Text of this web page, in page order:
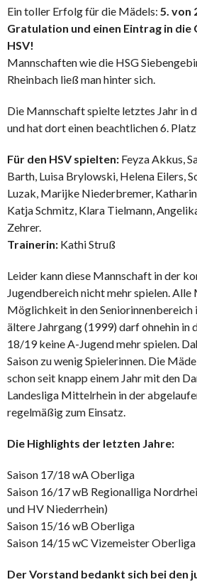
Ein toller Erfolg für die Mädels: 5. von
Gratulation und einen Eintrag in die
HSV!
Mannschaften wie die HSG
Rheinbach ließ man hinter sich.
Die Mannschaft spielte letztes Jahr in
und hat dort einen beachtlichen 6.
Für den HSV spielten: Feyza Akkus,
Barth, Luisa Brylowski, Helena Eilers,
Luzak, Marijke Niederbremer,
Katja Schmitz, Klara Tielmann,
Zehrer.
Trainerin: Kathi Struß
Leider kann diese Mannschaft in der
Jugendbereich nicht mehr spielen. Alle
Möglichkeit in den
ältere Jahrgang (1999) darf ohnehin in
18/19 keine A-Jugend mehr spielen.
Saison zu wenig Spielerinnen. Die
schon seit knapp einem Jahr mit den
Landesliga Mittelrhein in der
regelmäßig zum Einsatz.
Die Highlights der letzten Jahre:
Saison 17/18 wA Oberliga
Saison 16/17 wB Regionalliga
und HV Niederrhein)
Saison 15/16 wB Oberliga
Saison 14/15 wC Vizemeister
Der Vorstand bedankt sich bei den